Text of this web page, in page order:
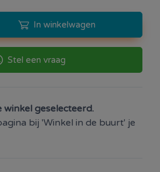
In winkelwagen
Stel een vraag
geselecteerd.
bij 'Winkel in de buurt' je